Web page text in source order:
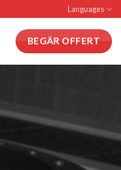
Languages
BEGÄR OFFERT